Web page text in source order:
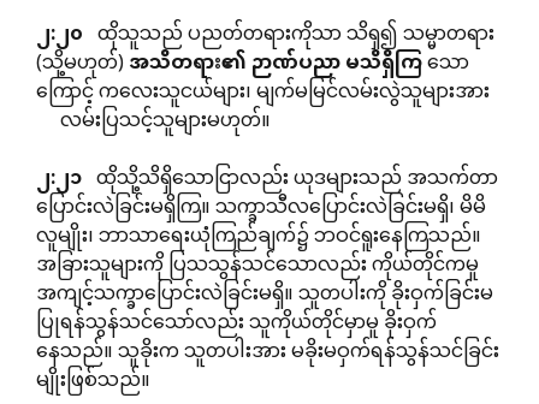
၂:၂၀ ထိုသူသည် ပညတ်တရားကိုသာ သိရှ၍ သမ္မာတရား
(သို့မဟုတ်)အသိတရား၏ဉာဏ်ပညာမသိရှိကြသော
ကြောင့် ကလေးသူငယ်များ၊ မျက်မမြင်လမ်းလွဲသူများအား
လမ်းပြသင့်သူများမဟုတ်။
၂:၂၁ ထိုသို့သိရှိသောငြာလည်း ယုဒများသည် အသက်တာ
ပြောင်းလဲခြင်းမရှိကြ။ သက္ခာသီလပြောင်းလဲခြင်းမရှိ၊ မိမိ
လူမျိုး၊ ဘာသာရေးယုံကြည်ချက်၌ ဘဝင်ရူးနေကြသည်။
အခြားသူများကို ပြသသွန်သင်သောလည်း ကိုယ်တိုင်ကမူ
အကျင့်သက္ခာပြောင်းလဲခြင်းမရှိ။ သူတပါးကို ခိုးဝှက်ခြင်းမ
ပြုရန်သွန်သင်သော်လည်း သူကိုယ်တိုင်မှာမူ ခိုးဝှက်
နေသည်။ သူခိုးက သူတပါးအား မခိုးမဝှက်ရန်သွန်သင်ခြင်း
မျိုးဖြစ်သည်။